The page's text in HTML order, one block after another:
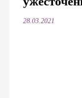
28.03.2021